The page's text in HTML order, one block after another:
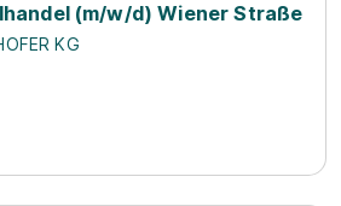
(m/w/d) Wiener Straße
KG